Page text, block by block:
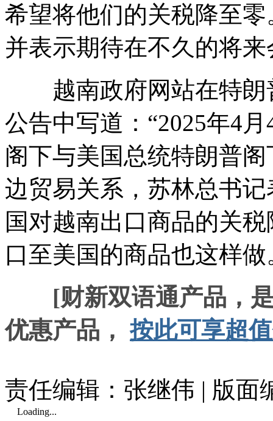
希望将他们的关税降至
并表示期待在不久的将来
越南政府网站在特朗
公告中写道：“2025年4
阁下与美国总统特朗普
边贸易关系，苏林总书
国对越南出口商品的关
口至美国的商品也这样做
[财新双语通产品，
优惠产品，按此可享超
责任编辑：张继伟 | 版面
Loading...